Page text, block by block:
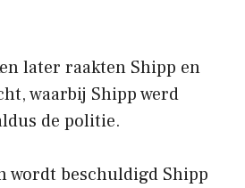
later raakten Shipp en
waarbij Shipp werd
de politie.
wordt beschuldigd Shipp